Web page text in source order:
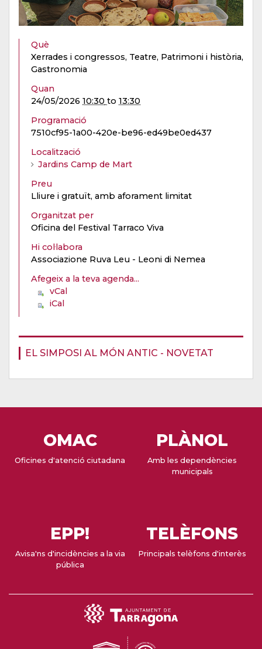
EL SIMPOSI AL MÓN ANTIC - NOVETAT
Què
Xerrades i congressos, Teatre, Patrimoni i història,
Gastronomia
Quan
24/05/2026 10:30 to 13:30
Programació
7510cf95-1a00-420e-be96-ed49be0ed437
Localització
Jardins Camp de Mart
Preu
Lliure i gratuït, amb aforament limitat
Organitzat per
Oficina del Festival Tarraco Viva
Hi col·labora
Associazione Ruva Leu - Leoni di Nemea
Afegeix a la teva agenda...
vCal
iCal
OMAC
Oficines d'atenció ciutadana
PLÀNOL
Amb les dependències
municipals
EPP!
Avisa'ns d'incidències a la via
pública
TELÈFONS
Principals telèfons d'interès